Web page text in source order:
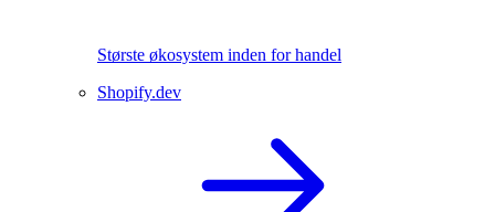
Største økosystem inden for handel
Shopify.dev